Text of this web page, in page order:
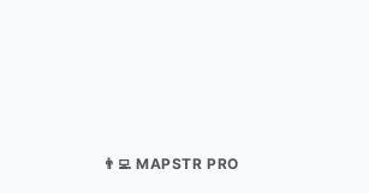
👨‍💻 MAPSTR PRO